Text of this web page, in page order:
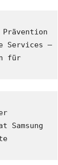
Services –
für
Samsung